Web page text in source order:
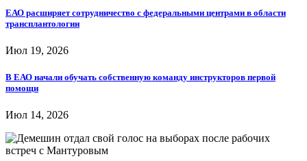
ЕАО расширяет сотрудничество с федеральными центрами в области
трансплантологии
Июл 19, 2026
В ЕАО начали обучать собственную команду инструкторов первой
помощи
Июл 14, 2026